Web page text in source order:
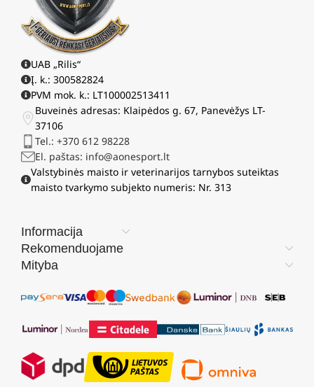
UAB „Rilis“
Į. k.: 300582824
PVM mok. k.: LT100002513411
Buveinės adresas: Klaipėdos g. 67, Panevėžys LT-
37106
Tel.: +370 612 98228
El. paštas: info@aonesport.lt
Valstybinės maisto ir veterinarijos tarnybos suteiktas
maisto tvarkymo subjekto numeris: Nr. 313
Informacija
Rekomenduojame
Mityba